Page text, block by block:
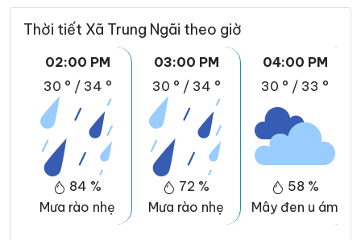
Thời tiết Xã Trung Ngãi theo giờ
02:00 PM
30 ° / 34 °
84 %
Mưa rào nhẹ
03:00 PM
30 ° / 34 °
72 %
Mưa rào nhẹ
04:00 PM
30 ° / 33 °
58 %
Mây đen u ám